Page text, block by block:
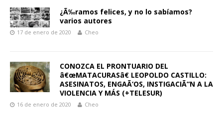
¿Ã‰ramos felices, y no lo sabíamos?
varios autores
17 de enero de 2020 Cheo
CONOZCA EL PRONTUARIO DEL
â€œMATACURASâ€ LEOPOLDO CASTILLO:
ASESINATOS, ENGAÃ‘OS, INSTIGACIÃ“N A LA
VIOLENCIA Y MÁS (+TELESUR)
16 de enero de 2020 Cheo